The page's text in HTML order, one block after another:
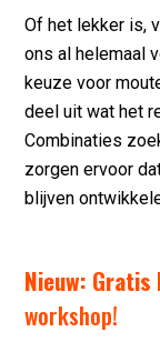
Of het lekker is,
ons al helemaal
keuze voor
deel uit wat het
Combinaties
zorgen ervoor
blijven
Nieuw:
workshop!